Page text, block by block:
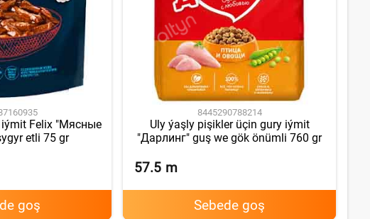
iýmit Felix "Мясные
etli 75 gr
goş
8445290788214
Uly ýaşly pişikler üçin gury iýmit
"Дарлинг" guş we gök önümli 760 gr
57.5 m
Sebede goş